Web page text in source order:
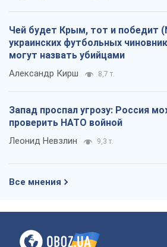
Чей будет Крым, тот и победит
украинских футбольных
могут назвать убийцами
Александр Кирш 8,7 т.
Запад проспал угрозу: Россия
проверить НАТО войной
Леонид Невзлин 9,3 т.
Все мнения